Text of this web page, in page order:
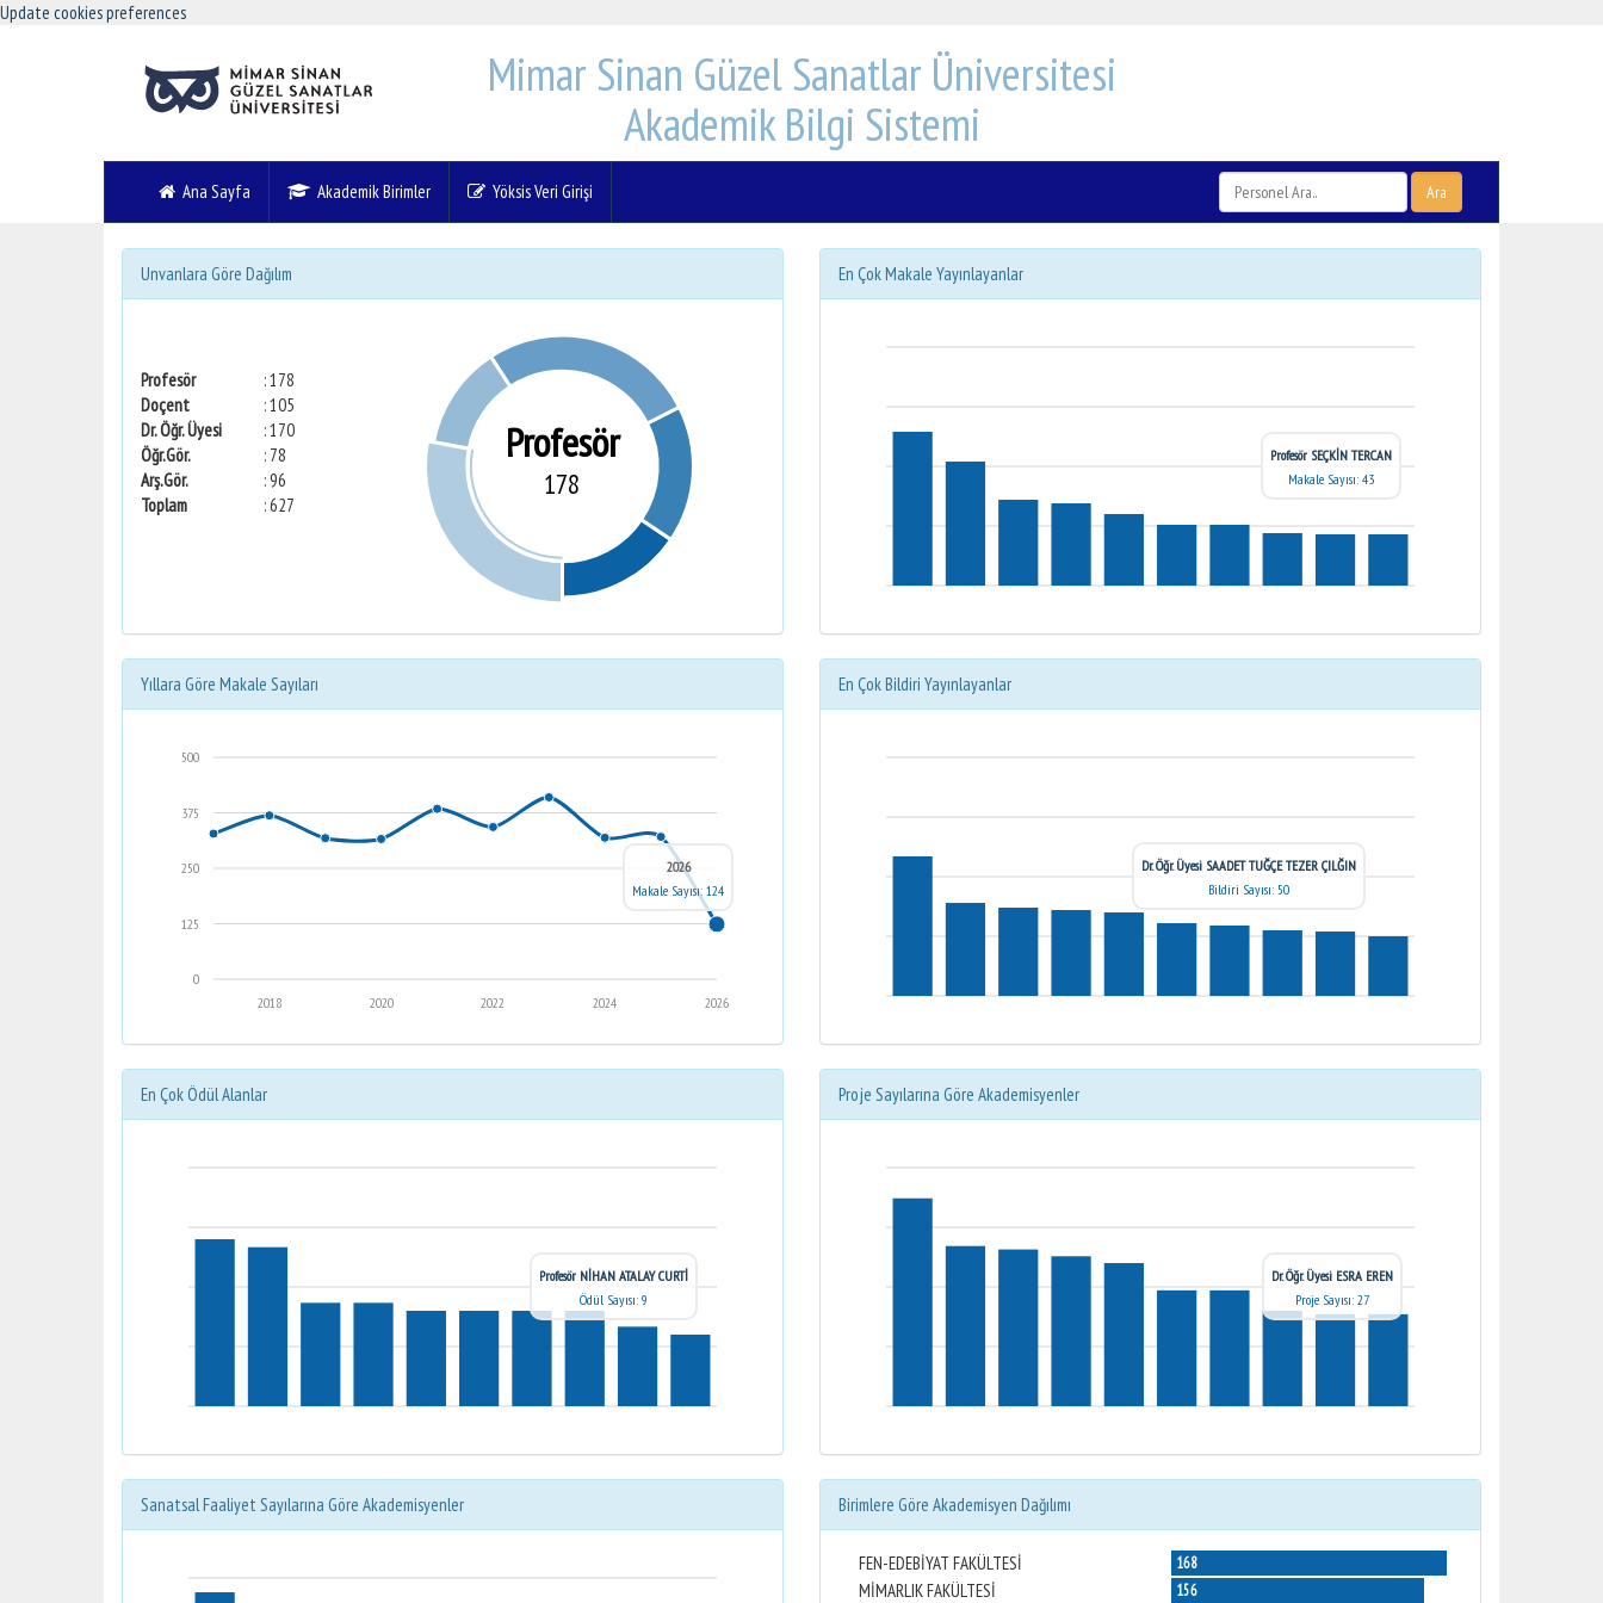
Update cookies preferences
Mimar Sinan Güzel Sanatlar Üniversitesi
Akademik Bilgi Sistemi
Ana Sayfa Akademik Birimler Yöksis Veri Girişi Ara
Unvanlara Göre Dağılım
Profesör
: 178
Doçent
: 105
Dr. Öğr. Üyesi
: 170
Öğr.Gör.
: 78
Arş.Gör.
: 96
Toplam
: 627
Profesör
178
En Çok Makale Yayınlayanlar
Profesör SEÇKİN TERCAN
Makale Sayısı: 43
Yıllara Göre Makale Sayıları
0
125
250
375
500
2026
2024
2022
2020
2018
2026
Makale Sayısı: 124
En Çok Bildiri Yayınlayanlar
Dr. Öğr. Üyesi SAADET TUĞÇE TEZER ÇILĞIN
Bildiri Sayısı: 50
En Çok Ödül Alanlar
Profesör NİHAN ATALAY CURTİ
Ödül Sayısı: 9
Proje Sayılarına Göre Akademisyenler
Dr. Öğr. Üyesi ESRA EREN
Proje Sayısı: 27
Sanatsal Faaliyet Sayılarına Göre Akademisyenler Birimlere Göre Akademisyen Dağılımı
FEN-EDEBİYAT FAKÜLTESİ
MİMARLIK FAKÜLTESİ
168
156